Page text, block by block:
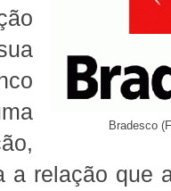
Bradesco
a relação que